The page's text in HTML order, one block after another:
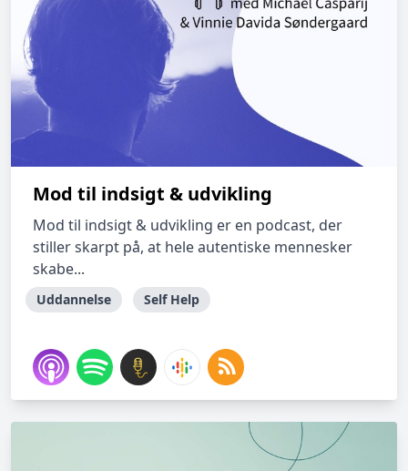
Mod til indsigt & udvikling
Mod til indsigt & udvikling er en podcast, der
stiller skarpt på, at hele autentiske mennesker
skabe...
Uddannelse Self Help